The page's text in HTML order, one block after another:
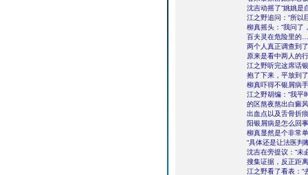
沈吉动摇了“姚姚是
江之野追问：“所以
柳真摇头：“我问了
百夫灵在危险里的
两个人真正调查到
原来是看中两人的
江之野听完这席话
抱了下来，平放到
柳真吓得不银屑病
江之野胡编：“我平
的区熬夜熬出白癜
出血点以及舌骨折
阳银屑病是怎么回事
柳真显然是个非常
“具体还是让法医判
沈吉在旁提议：“未
搜集证据，反正距
江之野看了看表：“